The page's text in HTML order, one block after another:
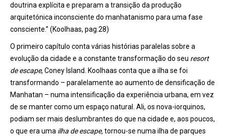
doutrina explícita e preparam a transição da produção
arquitetónica inconsciente do manhatanismo para uma fase
consciente.” (Koolhaas, pag.28)
O primeiro capítulo conta várias histórias paralelas sobre a
evolução da cidade e a constante transformação do seu resort
de escape, Coney Island. Koolhaas conta que a ilha se foi
transformando – paralelamente ao aumento de densificação de
Manhatan – numa intensificação da experiência urbana, em vez
de se manter como um espaço natural. Ali, os nova-iorquinos,
podiam ser mais deslumbrantes do que na cidade e, aos poucos,
o que era uma ilha de escape,tornou-se numa ilha de parques